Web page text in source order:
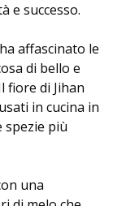
e successo.
affascinato le
di bello e
fiore di Jihan
in cucina in
spezie più
una